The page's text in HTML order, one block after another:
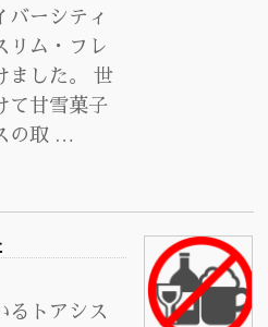
バーシティ
リム・フレ
ました。 世
て甘雪菓子
の取 …
るトアシス